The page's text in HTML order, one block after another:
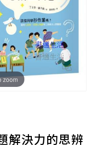
zoom
解決力的思辨